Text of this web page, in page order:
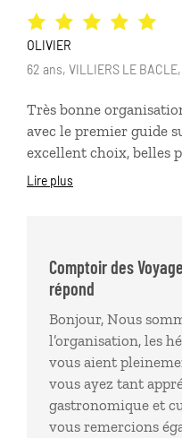
Très bonne
avec le premier guide
excellent choix, belles
petit déjeuner Personnel très
visite libre avec guide
programme avant et
billets des différents
billets en avance pour
que le guide peut le
Lire plus
OLIVIER
62 ans, VILLIERS LE
Comptoir des
répond
Bonjour, Nous
l’organisation, les
vous aient
vous ayez tant
gastronomique et
vous remercions